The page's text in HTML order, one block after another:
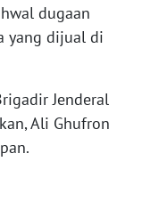
dugaan
yang dijual di
Jenderal
Ali Ghufron